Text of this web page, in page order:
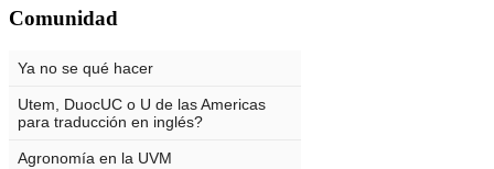
Comunidad